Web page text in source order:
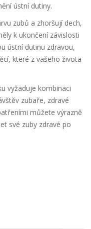
ústní dutiny.
zubů a zhoršují dech,
k ukončení závislosti
ústní dutinu zdravou,
které z vašeho života
vyžaduje kombinaci
zubaře, zdravé
můžete výrazně
své zuby zdravé po